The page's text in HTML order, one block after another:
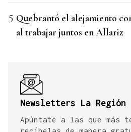
Quebrantó el alejamiento
al trabajar juntos en Allariz
Newsletters La Región
Apúntate a las que más